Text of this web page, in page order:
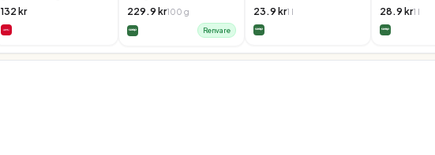
132 kr
229.9 kr100 g
Renvare
23.9 kr1 l
28.9 kr1 l